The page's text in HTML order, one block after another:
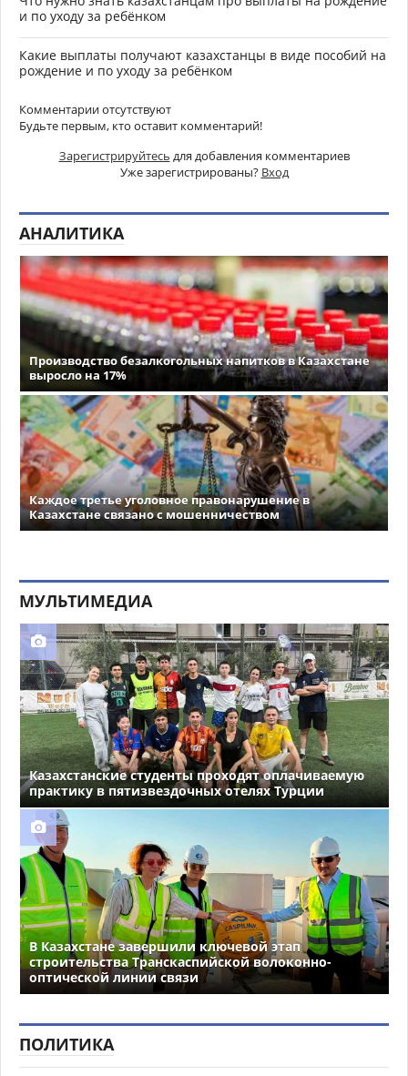
и по уходу за ребёнком
Какие выплаты получают казахстанцы в виде пособий на
рождение и по уходу за ребёнком
Комментарии отсутствуют
Будьте первым, кто оставит комментарий!
Зарегистрируйтесь для добавления комментариев
Уже зарегистрированы? Вход
АНАЛИТИКА
Производство безалкогольных напитков в Казахстане
выросло на 17%
Каждое третье уголовное правонарушение в
Казахстане связано с мошенничеством
МУЛЬТИМЕДИА
Казахстанские студенты проходят оплачиваемую
практику в пятизвездочных отелях Турции
В Казахстане завершили ключевой этап
строительства Транскаспийской волоконно-
оптической линии связи
ПОЛИТИКА